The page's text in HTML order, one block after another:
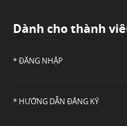
Dành cho thành
* ĐĂNG NHẬP
* HƯỚNG DẪN ĐĂNG KÝ